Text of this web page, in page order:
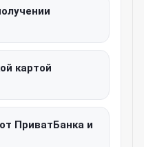
картой
ПриватБанка и